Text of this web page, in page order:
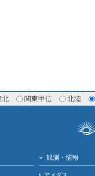
北 関東甲信 北陸
観測・情報